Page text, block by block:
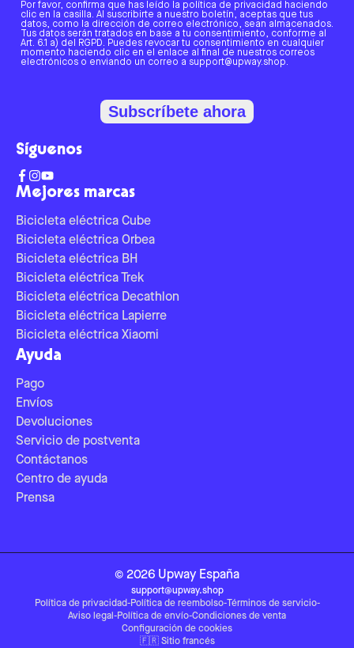
Mejores marcas
Bicicleta eléctrica Cube
Bicicleta eléctrica Orbea
Bicicleta eléctrica BH
Bicicleta eléctrica Trek
Bicicleta eléctrica Decathlon
Bicicleta eléctrica Lapierre
Bicicleta eléctrica Xiaomi
Ayuda
Pago
Envíos
Devoluciones
Servicio de postventa
Contáctanos
Centro de ayuda
Prensa
Por favor, confirma que has leído la política de privacidad haciendo
clic en la casilla. Al suscribirte a nuestro boletín, aceptas que tus
datos, como la dirección de correo electrónico, sean almacenados.
Tus datos serán tratados en base a tu consentimiento, conforme al
Art. 6.1 a) del RGPD. Puedes revocar tu consentimiento en cualquier
momento haciendo clic en el enlace al final de nuestros correos
electrónicos o enviando un correo a support@upway.shop.
Subscríbete ahora
Síguenos
© 2026 Upway España
support@upway.shop
Política de privacidad-Política de reembolso-Términos de servicio-
Aviso legal -Política de envío-Condiciones de venta
Configuración de cookies
🇫🇷 Sitio francés